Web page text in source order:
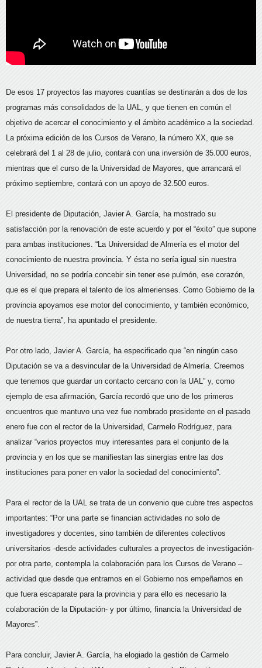
De esos 17 proyectos las mayores cuantías se destinarán a dos de los
programas más consolidados de la UAL, y que tienen en común el
objetivo de acercar el conocimiento y el ámbito académico a la sociedad.
La próxima edición de los Cursos de Verano, la número XX, que se
celebrará del 1 al 28 de julio, contará con una inversión de 35.000 euros,
mientras que el curso de la Universidad de Mayores, que arrancará el
próximo septiembre, contará con un apoyo de 32.500 euros.
El presidente de Diputación, Javier A. García, ha mostrado su
satisfacción por la renovación de este acuerdo y por el “éxito” que supone
para ambas instituciones. “La Universidad de Almería es el motor del
conocimiento de nuestra provincia. Y ésta no sería igual sin nuestra
Universidad, no se podría concebir sin tener ese pulmón, ese corazón,
que es el que prepara el talento de los almerienses. Como Gobierno de la
provincia apoyamos ese motor del conocimiento, y también económico,
de nuestra tierra”, ha apuntado el presidente.
Por otro lado, Javier A. García, ha especificado que “en ningún caso
Diputación se va a desvincular de la Universidad de Almería. Creemos
que tenemos que guardar un contacto cercano con la UAL” y, como
ejemplo de esa afirmación, García recordó que uno de los primeros
encuentros que mantuvo una vez fue nombrado presidente en el pasado
enero fue con el rector de la Universidad, Carmelo Rodríguez, para
analizar “varios proyectos muy interesantes para el conjunto de la
provincia y en los que se manifiestan las sinergias entre las dos
instituciones para poner en valor la sociedad del conocimiento”.
Para el rector de la UAL se trata de un convenio que cubre tres aspectos
importantes: “Por una parte se financian actividades no solo de
investigadores y docentes, sino también de diferentes colectivos
universitarios -desde actividades culturales a proyectos de investigación-
por otra parte, contempla la colaboración para los Cursos de Verano –
actividad que desde que entramos en el Gobierno nos empeñamos en
que fuera escaparate para la provincia y para ello es necesario la
colaboración de la Diputación- y por último, financia la Universidad de
Mayores”.
Para concluir, Javier A. García, ha elogiado la gestión de Carmelo